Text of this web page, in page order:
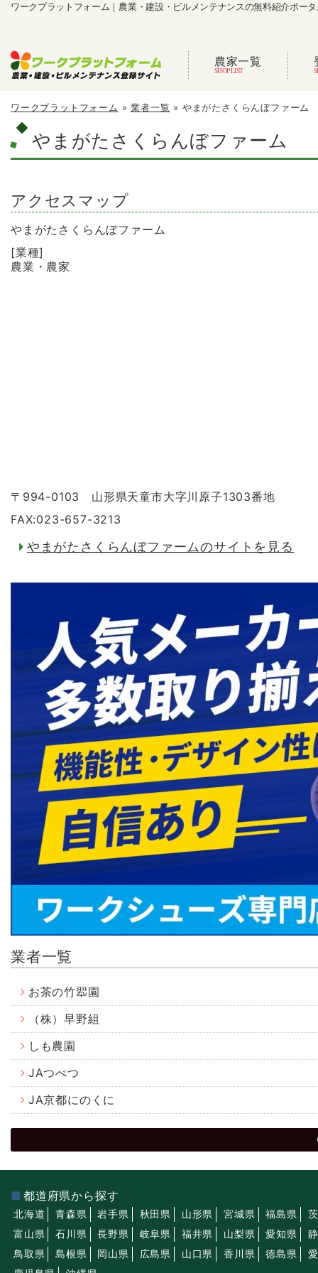
ワークプラットフォーム｜農業・建設・ビルメンテナンスの無料紹介ポー
農家一覧
ワークプラットフォーム »業者一覧 » やまがたさくらんぼファーム
やまがたさくらんぼファーム
アクセスマップ
やまがたさくらんぼファーム
[業種]
農業・農家
〒994-0103 山形県天童市大字川原子1303番地
FAX:023-657-3213
やまがたさくらんぼファームのサイトを見る
業者一覧
お茶の竹翆園
（株）早野組
しも農園
JAつべつ
JA京都にのくに
都道府県から探す
北海道 青森県 岩手県 秋田県 山形県 宮城県 福島県
富山県
石川県 長野県 岐阜県 福井県 山梨県 愛知県
鳥取県
島根県 岡山県 広島県 山口県 香川県 徳島県